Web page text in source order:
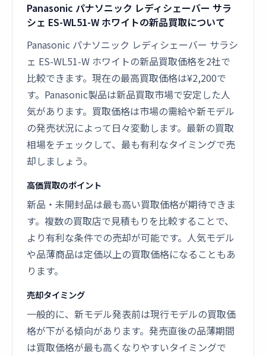
Panasonic パナソニック レディシェーバー サラ
シェ ES-WL51-W ホワイトの新品買取について
Panasonic パナソニック レディシェーバー サラシ
ェ ES-WL51-W ホワイトの新品買取価格を2社で
比較できます。現在の最高買取価格は¥2,200で
す。Panasonic製品は新品買取市場で安定した人
気があります。買取価格は市場の需給や新モデル
の発売状況によって日々変動します。最新の買取
相場をチェックして、最も有利なタイミングで売
却しましょう。
高価買取のポイント
新品・未開封品は最も高い買取価格が期待できま
す。複数の買取店で見積もりを比較することで、
より有利な条件での売却が可能です。人気モデル
や品薄商品は定価以上の買取価格になることもあ
ります。
売却タイミング
一般的に、新モデル発表前は現行モデルの買取価
格が下がる傾向があります。発売直後の品薄期間
は買取価格が最も高くなりやすいタイミングで